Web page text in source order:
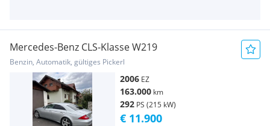
Mercedes-Benz CLS-Klasse W219
Benzin, Automatik, gültiges Pickerl
2006 EZ
163.000 km
292 PS (215 kW)
€ 11.900